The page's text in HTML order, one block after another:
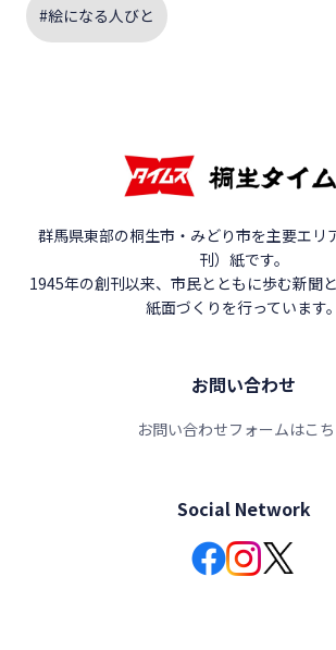
#絵になる人びと
群馬県東部の桐生市・みどり市を主要エリ
刊）紙です。
1945年の創刊以来、市民とともに歩む新聞
紙面づくりを行っています。
お問い合わせ
お問い合わせフォームはこ
Social Network